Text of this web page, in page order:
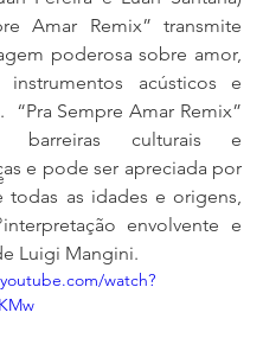
Amar Remix” transmite
poderosa sobre amor,
instrumentos acústicos e
“Pra Sempre Amar Remix”
barreiras culturais e
e pode ser apreciada por
todas as idades e origens,
envolvente e
Luigi Mangini.
watch?